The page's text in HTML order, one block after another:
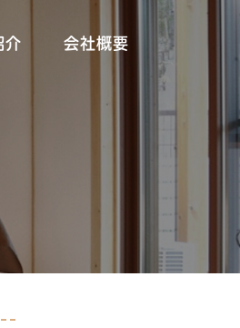
介 会社概要